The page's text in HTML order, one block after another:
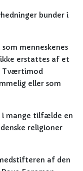
bunder i
menneskenes
ikke erstattes af et
Tværtimod
eller som
i mange tilfælde en
religioner
af den